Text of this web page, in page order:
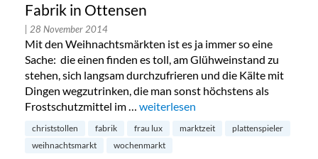
Fabrik in Ottensen
| 28 November 2014
Mit den Weihnachtsmärkten ist es ja immer so eine
Sache: die einen finden es toll, am Glühweinstand zu
stehen, sich langsam durchzufrieren und die Kälte mit
Dingen wegzutrinken, die man sonst höchstens als
Frostschutzmittel im … „Vintage Weihnachts-Marktzeit in
weiterlesen
christstollen fabrik frau lux marktzeit
plattenspieler
weihnachtsmarkt
wochenmarkt